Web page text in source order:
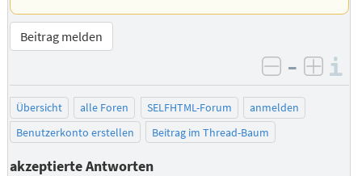
Beitrag melden
negativ
–
Übersicht alle Foren SELFHTML-Forum
anmelden
Benutzerkonto erstellen
Beitrag im Thread-Baum
akzeptierte Antworten